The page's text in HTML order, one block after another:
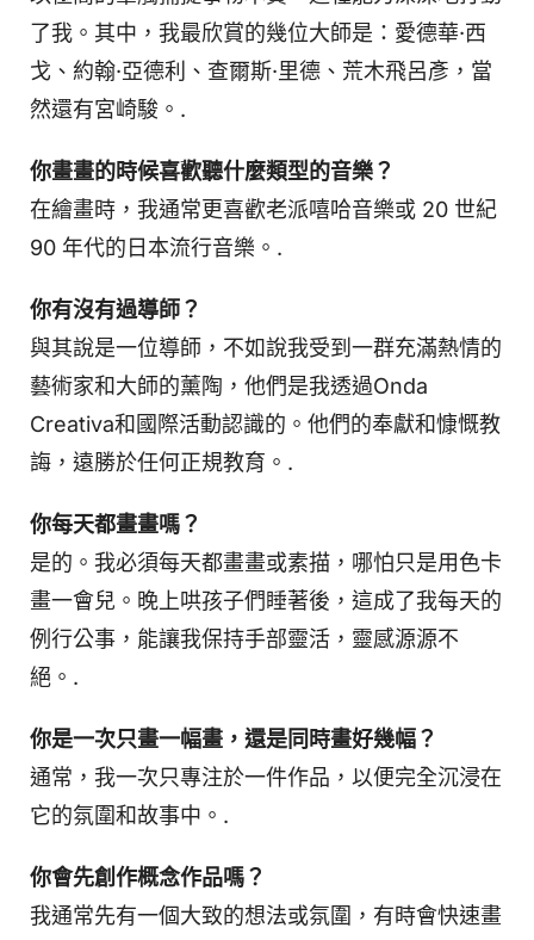
了我。其中，我最欣賞的幾位大師是：愛德華·西
戈、約翰·亞德利、查爾斯·里德、荒木飛呂彥，當
然還有宮崎駿。.
你畫畫的時候喜歡聽什麼類型的音樂？
在繪畫時，我通常更喜歡老派嘻哈音樂或 20 世紀
90 年代的日本流行音樂。.
你有沒有過導師？
與其說是一位導師，不如說我受到一群充滿熱情的
藝術家和大師的薰陶，他們是我透過Onda
Creativa和國際活動認識的。他們的奉獻和慷慨教
誨，遠勝於任何正規教育。.
你每天都畫畫嗎？
是的。我必須每天都畫畫或素描，哪怕只是用色卡
畫一會兒。晚上哄孩子們睡著後，這成了我每天的
例行公事，能讓我保持手部靈活，靈感源源不
絕。.
你是一次只畫一幅畫，還是同時畫好幾幅？
通常，我一次只專注於一件作品，以便完全沉浸在
它的氛圍和故事中。.
你會先創作概念作品嗎？
我通常先有一個大致的想法或氛圍，有時會快速畫